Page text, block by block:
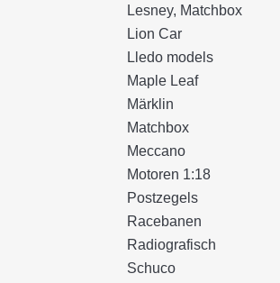
Lesney, Matchbox
Lion Car
Lledo models
Maple Leaf
Märklin
Matchbox
Meccano
Motoren 1:18
Postzegels
Racebanen
Radiografisch
Schuco